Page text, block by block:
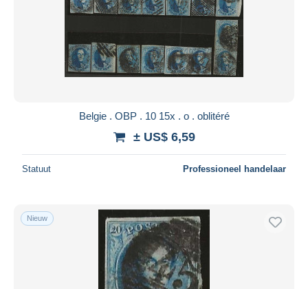
Belgie . OBP . 10 15x . o . oblitéré
± US$ 6,59
Statuut Professioneel handelaar
Nieuw